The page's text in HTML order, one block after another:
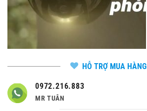
HỖ TRỢ MUA HÀNG
0972.216.883
MR TUÂN